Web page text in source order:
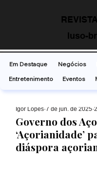
luso-
Governo dos
‘Açorianidade’
diáspora
Ígor Lopes 7 de jun. de 2025
Em Destaque Negócios
Entretenimento
Eventos